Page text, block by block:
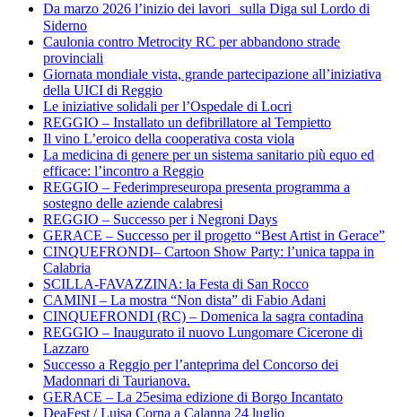
Da marzo 2026 l’inizio dei lavori sulla Diga sul Lordo di
Siderno
Caulonia contro Metrocity RC per abbandono strade
provinciali
Giornata mondiale vista, grande partecipazione all’iniziativa
della UICI di Reggio
Le iniziative solidali per l’Ospedale di Locri
REGGIO – Installato un defibrillatore al Tempietto
Il vino L’eroico della cooperativa costa viola
La medicina di genere per un sistema sanitario più equo ed
efficace: l’incontro a Reggio
REGGIO – Federimpreseuropa presenta programma a
sostegno delle aziende calabresi
REGGIO – Successo per i Negroni Days
GERACE – Successo per il progetto “Best Artist in Gerace”
CINQUEFRONDI– Cartoon Show Party: l’unica tappa in
Calabria
SCILLA-FAVAZZINA: la Festa di San Rocco
CAMINI – La mostra “Non dista” di Fabio Adani
CINQUEFRONDI (RC) – Domenica la sagra contadina
REGGIO – Inaugurato il nuovo Lungomare Cicerone di
Lazzaro
Successo a Reggio per l’anteprima del Concorso dei
Madonnari di Taurianova.
GERACE – La 25esima edizione di Borgo Incantato
DeaFest / Luisa Corna a Calanna 24 luglio